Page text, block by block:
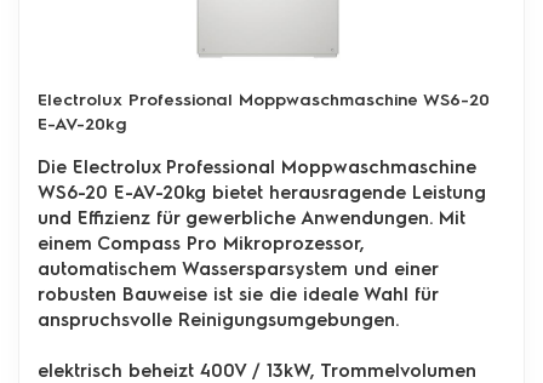
Electrolux Professional Moppwaschmaschine WS6-20
E-AV-20kg
Die Electrolux Professional Moppwaschmaschine
WS6-20 E-AV-20kg bietet herausragende Leistung
und Effizienz für gewerbliche Anwendungen. Mit
einem Compass Pro Mikroprozessor,
automatischem Wassersparsystem und einer
robusten Bauweise ist sie die ideale Wahl für
anspruchsvolle Reinigungsumgebungen.
elektrisch beheizt 400V / 13kW, Trommelvolumen